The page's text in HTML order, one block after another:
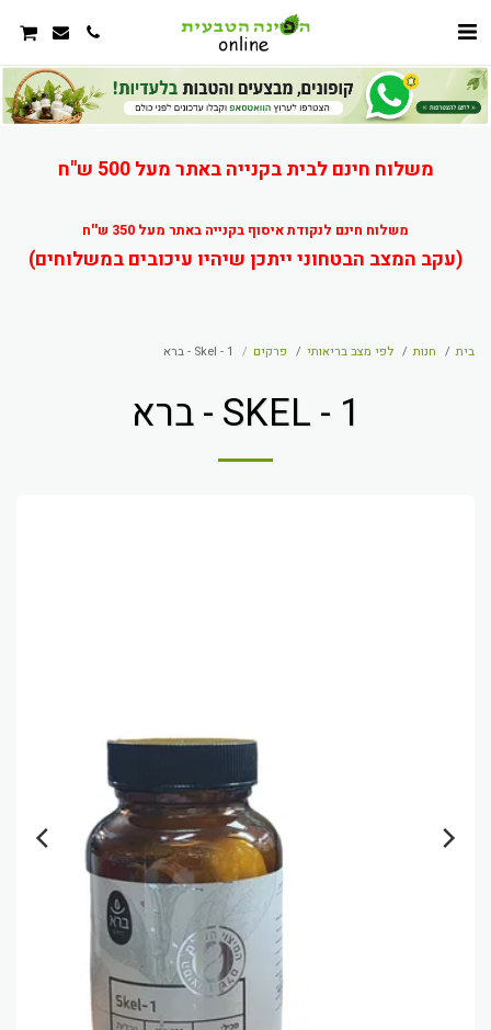
משלוח חינם לבית בקנייה באתר מעל 500 ש"ח
משלוח חינם לנקודת איסוף בקנייה באתר מעל 350 ש''ח
(עקב המצב הבטחוני ייתכן שיהיו עיכובים במשלוחים)
בית חנות לפי מצב בריאותי פרקים Skel - 1 - ברא
SKEL - 1 - ברא